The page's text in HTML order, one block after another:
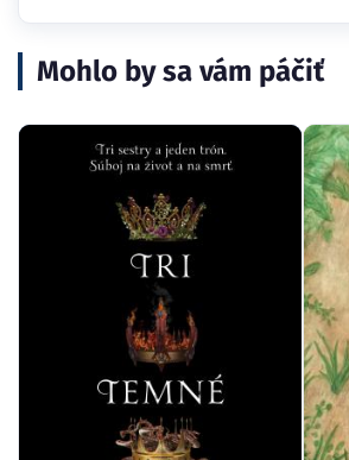
Mohlo by sa vám páčiť